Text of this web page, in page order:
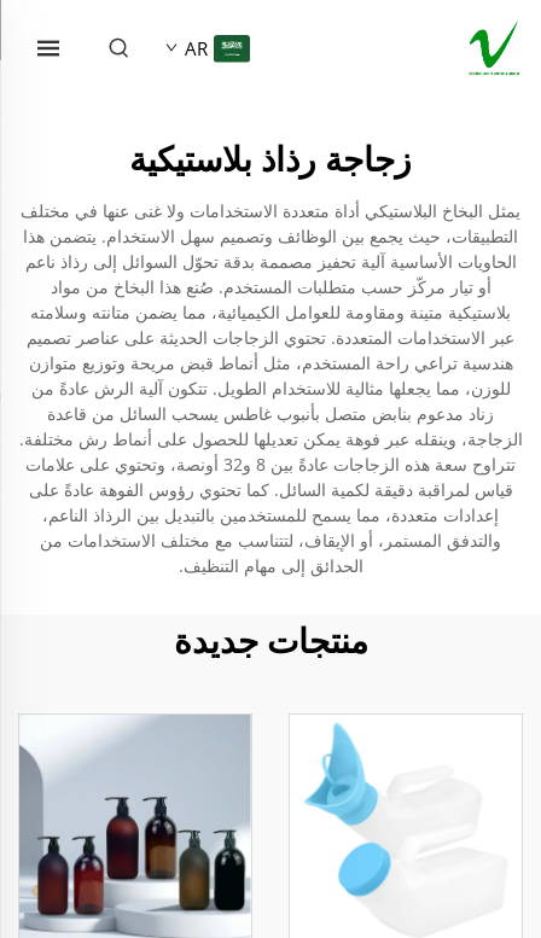
AR
زجاجة رذاذ بلاستيكية
يمثل البخاخ البلاستيكي أداة متعددة الاستخدامات ولا غنى عنها في مختلف
التطبيقات، حيث يجمع بين الوظائف وتصميم سهل الاستخدام. يتضمن هذا
الحاويات الأساسية آلية تحفيز مصممة بدقة تحوّل السوائل إلى رذاذ ناعم
أو تيار مركّز حسب متطلبات المستخدم. صُنع هذا البخاخ من مواد
بلاستيكية متينة ومقاومة للعوامل الكيميائية، مما يضمن متانته وسلامته
عبر الاستخدامات المتعددة. تحتوي الزجاجات الحديثة على عناصر تصميم
هندسية تراعي راحة المستخدم، مثل أنماط قبض مريحة وتوزيع متوازن
للوزن، مما يجعلها مثالية للاستخدام الطويل. تتكون آلية الرش عادةً من
زناد مدعوم بنابض متصل بأنبوب غاطس يسحب السائل من قاعدة
الزجاجة، وينقله عبر فوهة يمكن تعديلها للحصول على أنماط رش مختلفة.
تتراوح سعة هذه الزجاجات عادةً بين 8 و32 أونصة، وتحتوي على علامات
قياس لمراقبة دقيقة لكمية السائل. كما تحتوي رؤوس الفوهة عادةً على
إعدادات متعددة، مما يسمح للمستخدمين بالتبديل بين الرذاذ الناعم،
والتدفق المستمر، أو الإيقاف، لتتناسب مع مختلف الاستخدامات من
الحدائق إلى مهام التنظيف.
منتجات جديدة